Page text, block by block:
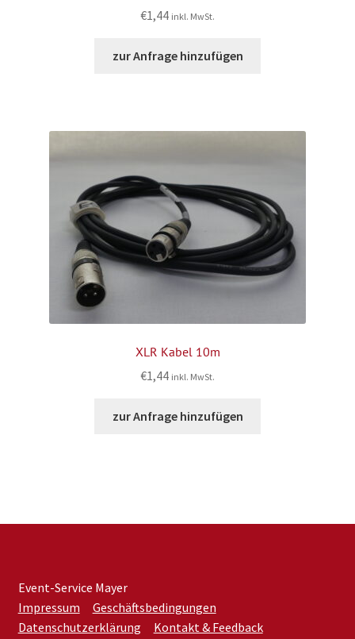
€1,44 inkl. MwSt.
zur Anfrage hinzufügen
XLR Kabel 10m
€1,44 inkl. MwSt.
zur Anfrage hinzufügen
Event-Service Mayer
Impressum
Geschäftsbedingungen
Datenschutzerklärung
Kontakt & Feedback